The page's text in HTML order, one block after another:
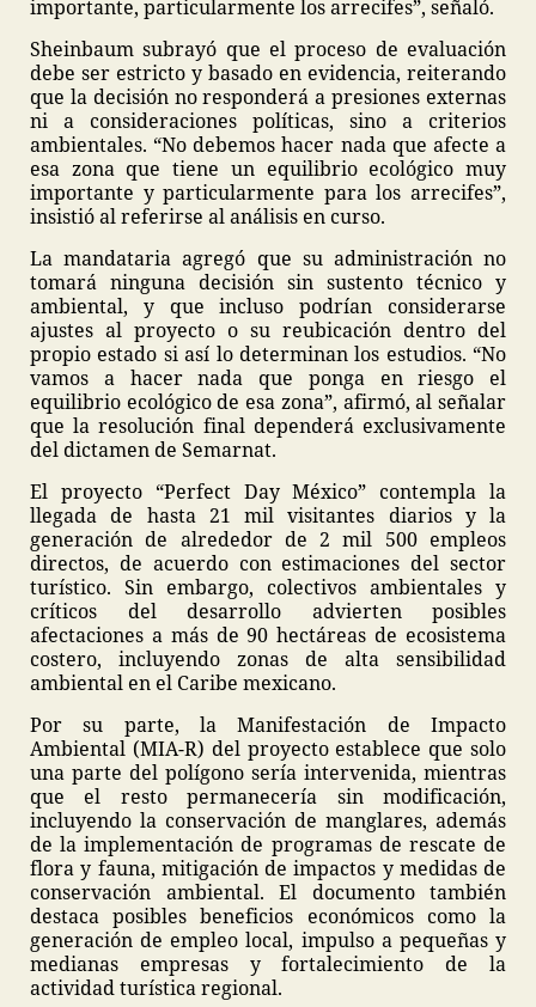
importante, particularmente los arrecifes”, señaló.
Sheinbaum subrayó que el proceso de evaluación
debe ser estricto y basado en evidencia, reiterando
que la decisión no responderá a presiones externas
ni a consideraciones políticas, sino a criterios
ambientales. “No debemos hacer nada que afecte a
esa zona que tiene un equilibrio ecológico muy
importante y particularmente para los arrecifes”,
insistió al referirse al análisis en curso.
La mandataria agregó que su administración no
tomará ninguna decisión sin sustento técnico y
ambiental, y que incluso podrían considerarse
ajustes al proyecto o su reubicación dentro del
propio estado si así lo determinan los estudios. “No
vamos a hacer nada que ponga en riesgo el
equilibrio ecológico de esa zona”, afirmó, al señalar
que la resolución final dependerá exclusivamente
del dictamen de Semarnat.
El proyecto “Perfect Day México” contempla la
llegada de hasta 21 mil visitantes diarios y la
generación de alrededor de 2 mil 500 empleos
directos, de acuerdo con estimaciones del sector
turístico. Sin embargo, colectivos ambientales y
críticos del desarrollo advierten posibles
afectaciones a más de 90 hectáreas de ecosistema
costero, incluyendo zonas de alta sensibilidad
ambiental en el Caribe mexicano.
Por su parte, la Manifestación de Impacto
Ambiental (MIA-R) del proyecto establece que solo
una parte del polígono sería intervenida, mientras
que el resto permanecería sin modificación,
incluyendo la conservación de manglares, además
de la implementación de programas de rescate de
flora y fauna, mitigación de impactos y medidas de
conservación ambiental. El documento también
destaca posibles beneficios económicos como la
generación de empleo local, impulso a pequeñas y
medianas empresas y fortalecimiento de la
actividad turística regional.